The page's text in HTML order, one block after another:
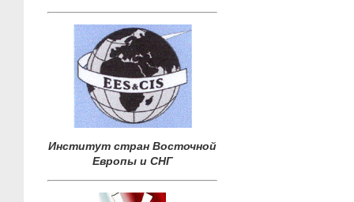
Институт стран Восточной
Европы и СНГ